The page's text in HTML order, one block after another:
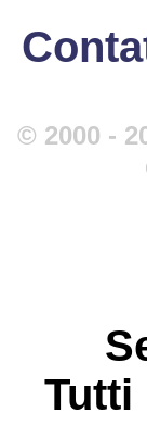
© 2000 -
Tutti